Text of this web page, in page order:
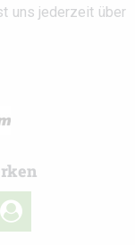
uns jederzeit über